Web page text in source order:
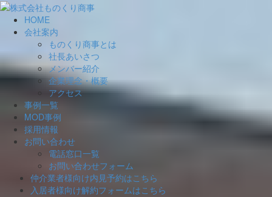
HOME
会社案内
ものくり商事とは
社長あいさつ
メンバー紹介
企業理念・概要
アクセス
事例一覧
MOD事例
採用情報
お問い合わせ
電話窓口一覧
お問い合わせフォーム
仲介業者様向け内見予約はこちら
入居者様向け解約フォームはこちら